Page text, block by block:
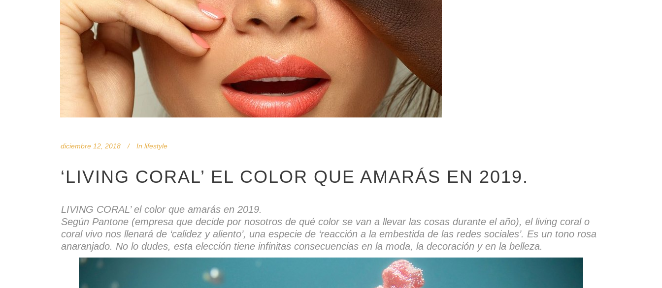
diciembre 12, 2018 In lifestyle
‘LIVING CORAL’ EL COLOR QUE AMARÁS EN 2019.
LIVING CORAL’ el color que amarás en 2019.
Según Pantone (empresa que decide por nosotros de qué color se van a llevar las cosas durante el año), el living coral o
coral vivo nos llenará de ‘calidez y aliento’, una especie de ‘reacción a la embestida de las redes sociales’. Es un tono rosa
anaranjado. No lo dudes, esta elección tiene infinitas consecuencias en la moda, la decoración y en la belleza.